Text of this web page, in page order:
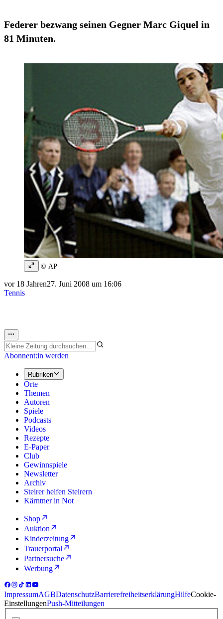
Federer bezwang seinen Gegner Marc Giquel in
81 Minuten.
© AP
vor 18 Jahren27. Juni 2008 um 16:06
Tennis
Abonnent:in werden
Rubriken
Orte
Themen
Autoren
Spiele
Podcasts
Videos
Rezepte
E-Paper
Club
Gewinnspiele
Newsletter
Archiv
Steirer helfen Steirern
Kärntner in Not
Shop
Auktion
Kinderzeitung
Trauerportal
Partnersuche
Werbung
ImpressumAGBDatenschutzBarrierefreiheitserklärungHilfeCookie-
EinstellungenPush-Mitteilungen